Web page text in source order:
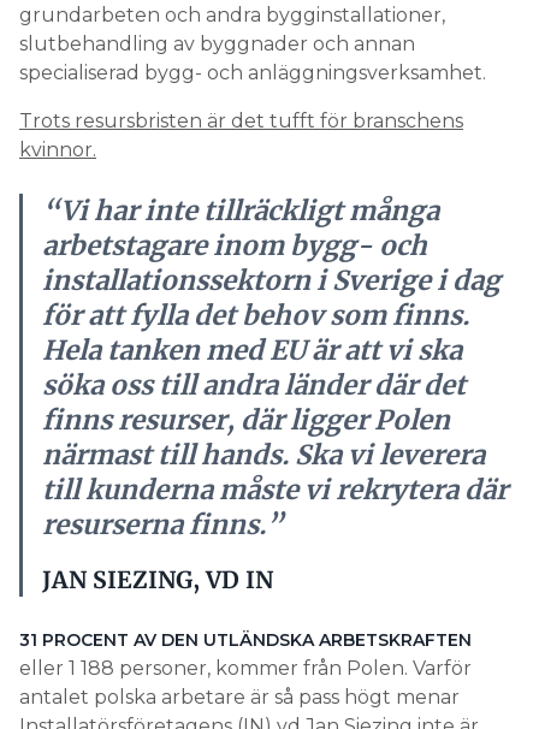
grundarbeten och andra bygginstallationer,
slutbehandling av byggnader och annan
specialiserad bygg- och anläggningsverksamhet.
Trots resursbristen är det tufft för branschens
kvinnor.
“Vi har inte tillräckligt många
arbetstagare inom bygg- och
installationssektorn i Sverige i dag
för att fylla det behov som finns.
Hela tanken med EU är att vi ska
söka oss till andra länder där det
finns resurser, där ligger Polen
närmast till hands. Ska vi leverera
till kunderna måste vi rekrytera där
resurserna finns.”
JAN SIEZING, VD IN
31 PROCENT AV DEN UTLÄNDSKA ARBETSKRAFTEN
eller 1 188 personer, kommer från Polen. Varför
antalet polska arbetare är så pass högt menar